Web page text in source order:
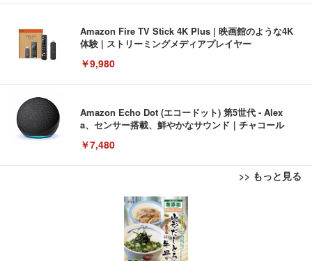
Amazon Fire TV Stick 4K Plus | 映画館のような4K
体験 | ストリーミングメディアプレイヤー
￥9,980
Amazon Echo Dot (エコードット) 第5世代 - Alex
a、センサー搭載、鮮やかなサウンド｜チャコール
￥7,480
>> もっと見る
[EdoErgo] オフィスチェア 椅子 テレワーク 疲れな
い 跳ね上げ式アームレスト コンパクト 約105度ロッ
キング pc 事務椅子 360度回転 座面昇降 強化ナイロ
ン樹脂ベース 通気性メッシュ 在宅ワーク H-WY01
(黒網+黒枠+黒足)
EIZO ビジネス向けプレミアムモニター | FlexScan
EV3240X-WT | 31.5型4K UHD・USB Type-C・ホワ
￥105,595
Amazonベーシック ペットシーツ 薄型 レギュラー 1
回使い捨て 無香料 ホワイト 300枚